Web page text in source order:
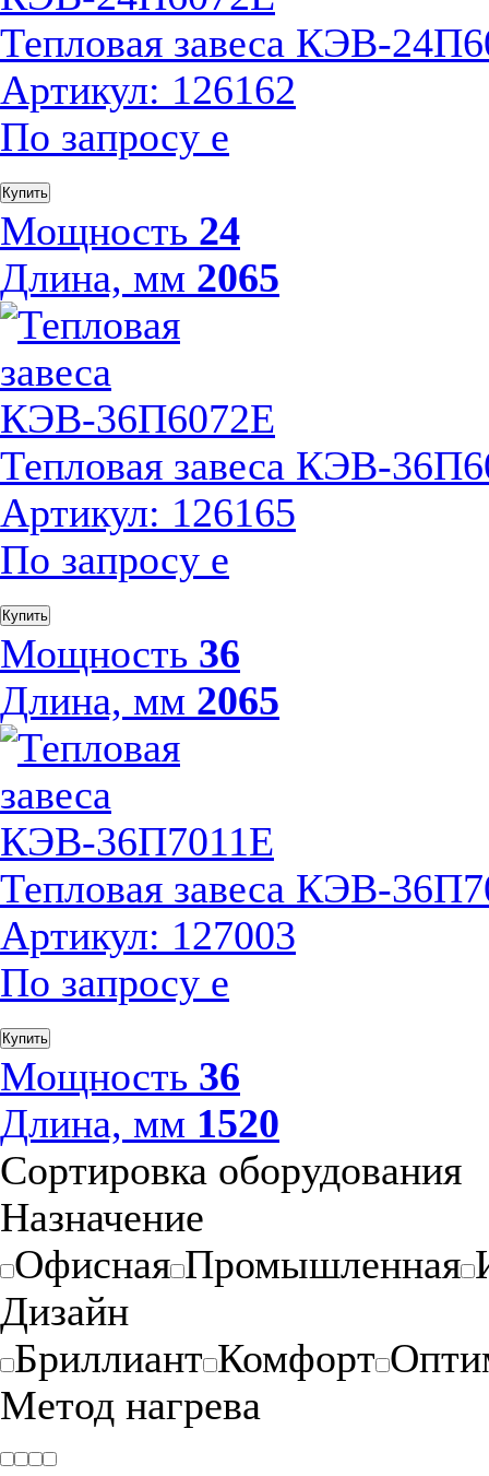
Тепловая завеса КЭВ-
Артикул: 126162
По запросу е
Купить
Мощность 24
Длина, мм 2065
Тепловая завеса КЭВ-
Артикул: 126165
По запросу е
Купить
Мощность 36
Длина, мм 2065
Тепловая завеса КЭВ-
Артикул: 127003
По запросу е
Купить
Мощность 36
Длина, мм 1520
Сортировка оборудования
Назначение
Офисная Промышленная
Дизайн
Бриллиант Комфорт
Метод нагрева